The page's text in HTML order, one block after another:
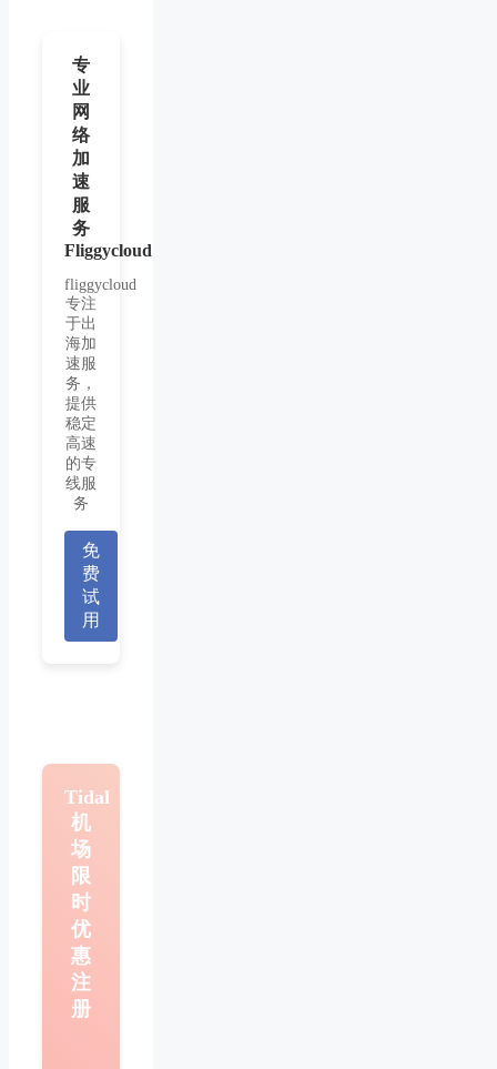
专
业
网
络
加
速
服
务
Fliggycloud
fliggycloud
专注
于出
海加
速服
务，
提供
稳定
高速
的专
线服
务
免
费
试
用
Tidal
机
场
限
时
优
惠
注
册